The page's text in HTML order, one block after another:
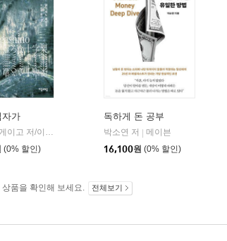
자가
히가시노 게이고 저/이선희 역
자음과모음
(0% 할인)
독하게 돈 공부
박소연 저
메이븐
16,100원 (0% 할인)
품을 확인해 보세요. 전체보기